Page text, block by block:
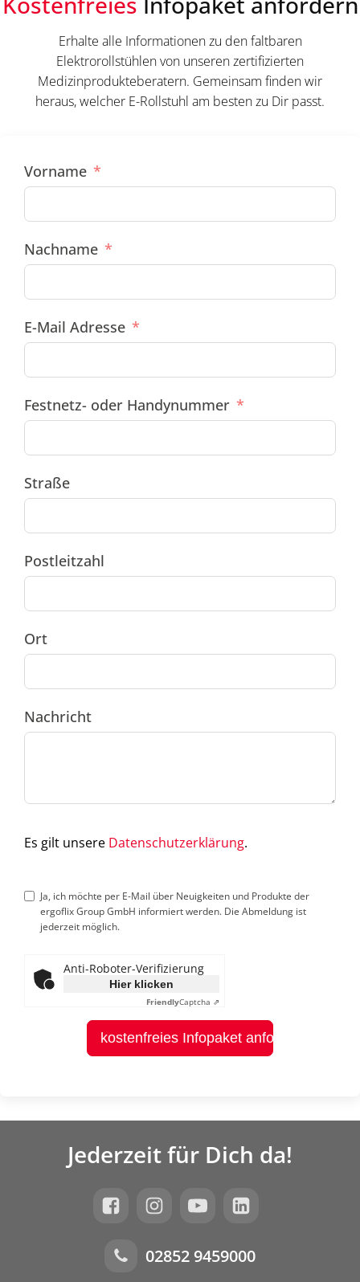
Erhalte alle Informationen zu den faltbaren
Elektrorollstühlen von unseren zertifizierten
Medizinprodukteberatern. Gemeinsam finden wir
heraus, welcher E-Rollstuhl am besten zu Dir passt.
Vorname
Nachname
E-Mail Adresse
Festnetz- oder Handynummer
Straße
Postleitzahl
Ort
Nachricht
Es gilt unsere Datenschutzerklärung.
Ja, ich möchte per E-Mail über Neuigkeiten und Produkte der
ergoflix Group GmbH informiert werden. Die Abmeldung ist
jederzeit möglich.
Anti-Roboter-Verifizierung
Hier klicken
FriendlyCaptcha ⇗
kostenfreies Infopaket anfordern
Jederzeit für Dich da!
02852 9459000